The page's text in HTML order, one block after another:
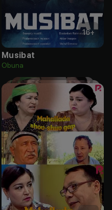
16+
Musibat
Obuna